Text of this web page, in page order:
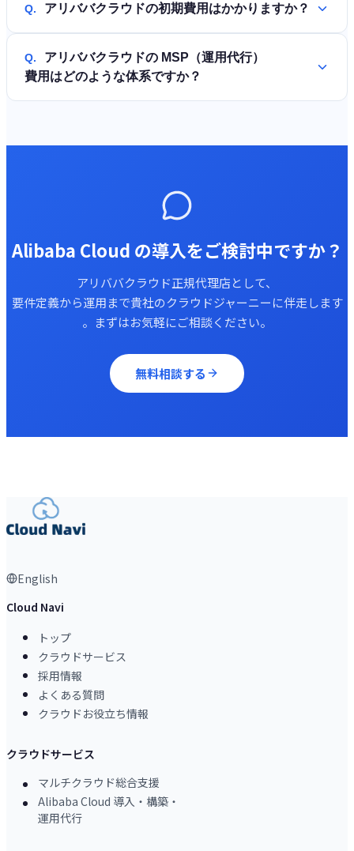
Q. アリババクラウドの初期費用はかかりますか？
Q.
アリババクラウドの MSP（運用代行）
費用はどのような体系ですか？
Alibaba Cloud の導入をご検討中ですか？
アリババクラウド正規代理店として、
要件定義から運用まで貴社のクラウドジャーニーに伴走します
。まずはお気軽にご相談ください。
無料相談する
English
Cloud Navi
トップ
クラウドサービス
採用情報
よくある質問
クラウドお役立ち情報
クラウドサービス
マルチクラウド総合支援
Alibaba Cloud 導入・構築・
運用代行